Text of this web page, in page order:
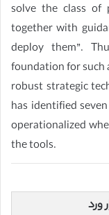
solve the class of
together with
deploy them”.
foundation for such
robust strategic
has identified
operationalized
the tools.
ورد